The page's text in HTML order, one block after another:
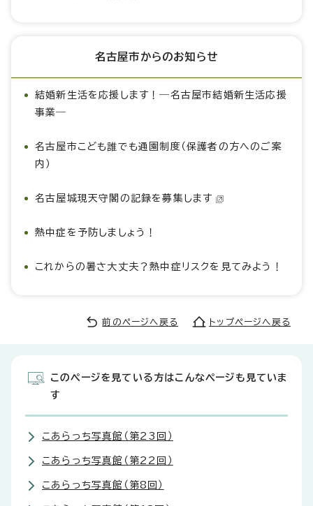
名古屋市からのお知らせ
結婚新生活を応援します！―名古屋市結婚新生活応援
事業―
名古屋市こども誰でも通園制度（保護者の方へのご案
内）
名古屋城現天守閣の記録を募集します
熱中症を予防しましょう！
これからの暑さ大丈夫？熱中症リスクを見てみよう！
前のページへ戻る トップページへ戻る
このページを見ている方はこんなページも見ていま
す
こあらっち写真館（第23回）
こあらっち写真館（第22回）
こあらっち写真館（第8回）